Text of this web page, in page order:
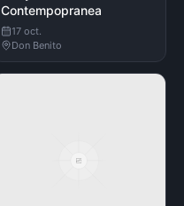
Contempopranea
17 oct.
Don Benito